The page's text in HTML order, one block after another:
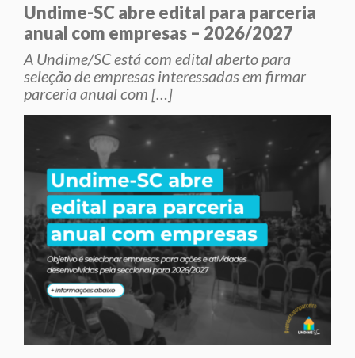
Undime-SC abre edital para parceria
anual com empresas – 2026/2027
A Undime/SC está com edital aberto para
seleção de empresas interessadas em firmar
parceria anual com […]